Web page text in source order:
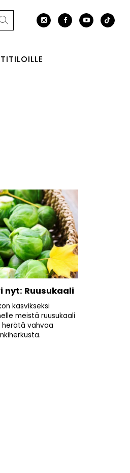
nyt: Ruusukaali
kasvikseksi
meistä ruusukaali
vahvaa